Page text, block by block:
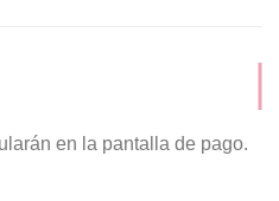
en la pantalla de pago.